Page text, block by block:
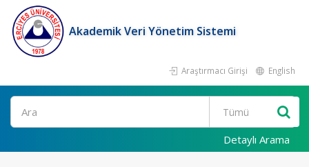
Akademik Veri Yönetim Sistemi
Araştırmacı Girişi English
Ara
Detaylı Arama